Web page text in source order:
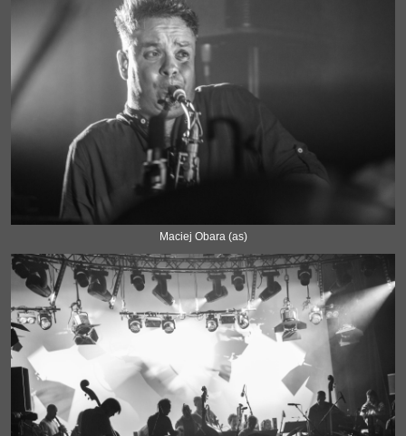
Maciej Obara (as)